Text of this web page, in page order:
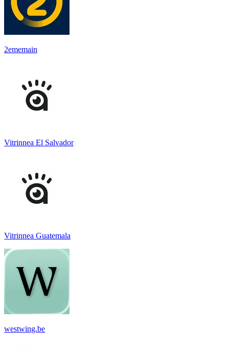
2ememain
Vitrinnea El Salvador
Vitrinnea Guatemala
westwing.be